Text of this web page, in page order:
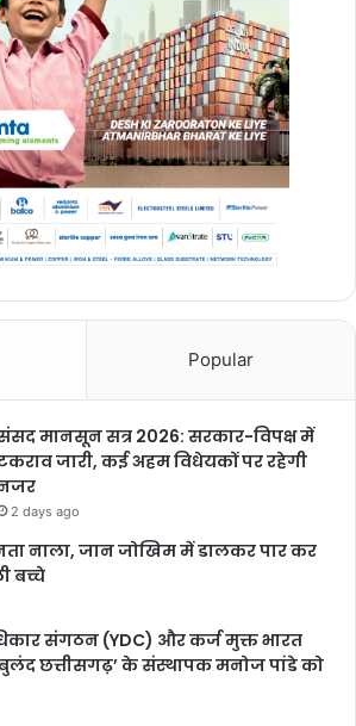
Popular
मानसून सत्र 2026: सरकार-विपक्ष में
जारी, कई अहम विधेयकों पर रहेगी
2 days ago
नाला, जान जोखिम में डालकर पार कर
बच्चे
संगठन (YDC) और कर्ज मुक्त भारत
छत्तीसगढ़’ के संस्थापक मनोज पांडे को